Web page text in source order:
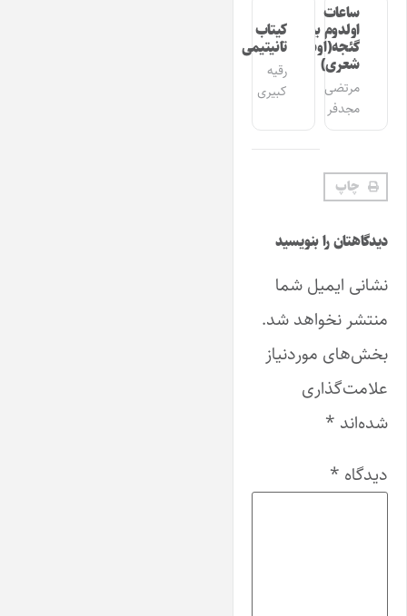
ساعات
اولدوم بیر
گئجه(اوشاق
شعری)
مرتضی
مجدفر
کیتاب
تانیتیمی
رقیه
کبیری
چاپ
دیدگاهتان را بنویسید
نشانی ایمیل شما
منتشر نخواهد شد.
بخش‌های موردنیاز
علامت‌گذاری
شده‌اند *
دیدگاه *